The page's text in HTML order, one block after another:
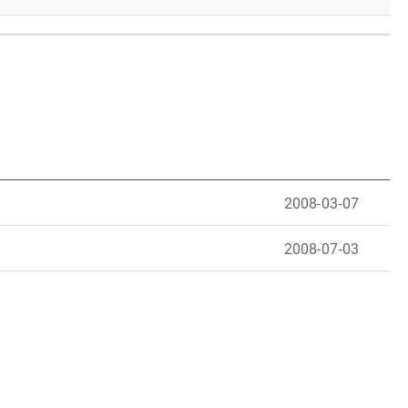
2008-03-07
2008-07-03